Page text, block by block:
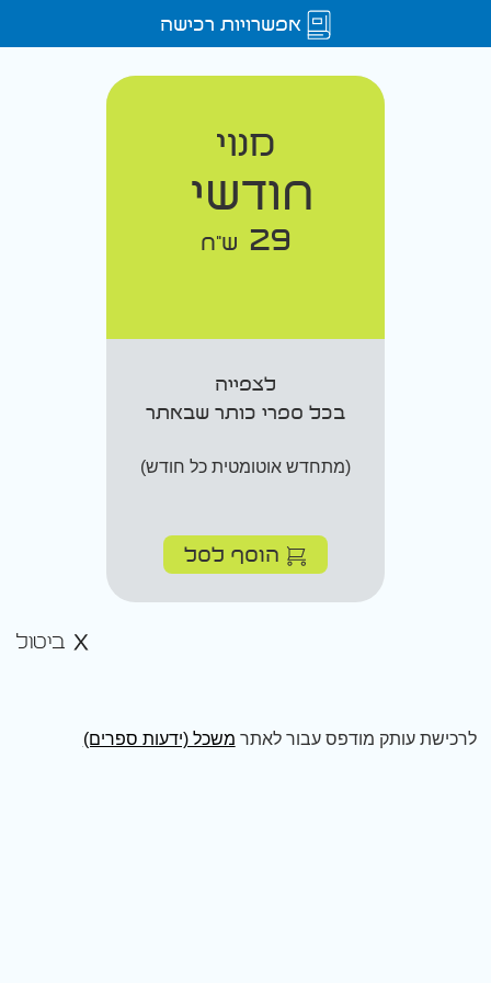
אפשרויות רכישה
מנוי
חודשי
29 ש"ח
לצפייה
בכל ספרי כותר שבאתר
(מתחדש אוטומטית כל חודש)
הוסף לסל
ביטול
לרכישת עותק מודפס עבור לאתר משכל (ידעות ספרים)